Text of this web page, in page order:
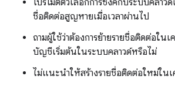
โปรโมตตัวเลือกการซิงค์กับระบบคลาว
ชื่อติดต่อสูญหายเมื่อเวลาผ่านไป
ถามผู้ใช้ว่าต้องการย้ายรายชื่อติดต่อใน
บัญชีเริ่มต้นในระบบคลาวด์หรือไม่
ไม่แนะนำให้สร้างรายชื่อติดต่อใหม่ใน